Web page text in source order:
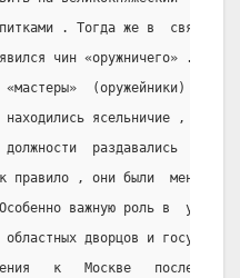
. Тогда же в  связи  с
чин «оружничего» . Ему
«мастеры»  (оружейники)  .
находились ясельничие ,
раздавались
правило , они были  менее
важную роль в
областных дворцов и
к   Москве   последних